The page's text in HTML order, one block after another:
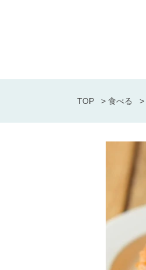
TOP > 食べる >